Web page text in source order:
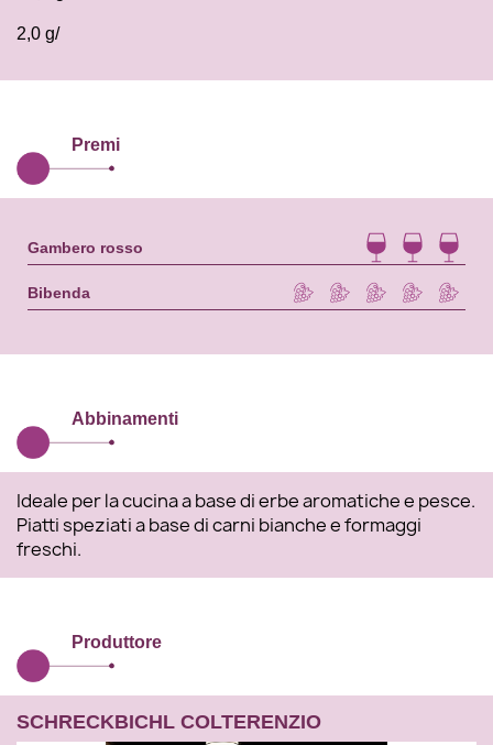
2,0 g/
Premi
Gambero rosso
Bibenda
Abbinamenti
Ideale per la cucina a base di erbe aromatiche e pesce.
Piatti speziati a base di carni bianche e formaggi
freschi.
Produttore
SCHRECKBICHL COLTERENZIO